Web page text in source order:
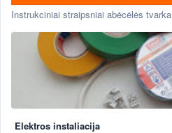
Instrukciniai straipsniai abėcėlės tvarka
Elektros instaliacija